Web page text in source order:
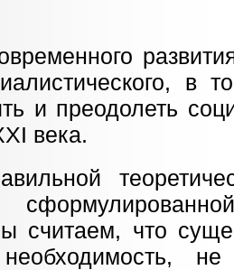
в
и преодолеть
века.
считаем, что
необходимость,